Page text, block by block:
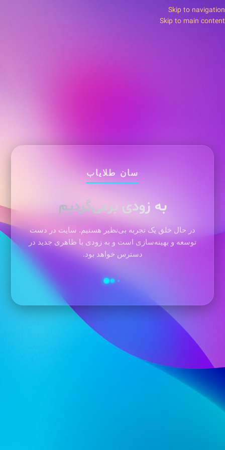
Skip to navigation
Skip to main content
سان طلایاب
به زودی برمی‌گردیم
در حال خلق یک تجربه بی‌نظیر هستیم. سایت در دست
توسعه و بهینه‌سازی است و به زودی با ظاهری جدید در
دسترس خواهد بود.